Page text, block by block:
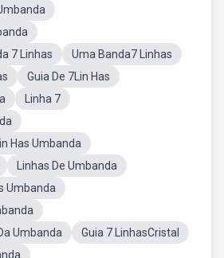
7 Linhas
Uma Banda7 Linhas
Guia De 7Lin Has
Linha 7
Has Umbanda
Linhas De Umbanda
Umbanda
Umbanda
Guia 7 LinhasCristal